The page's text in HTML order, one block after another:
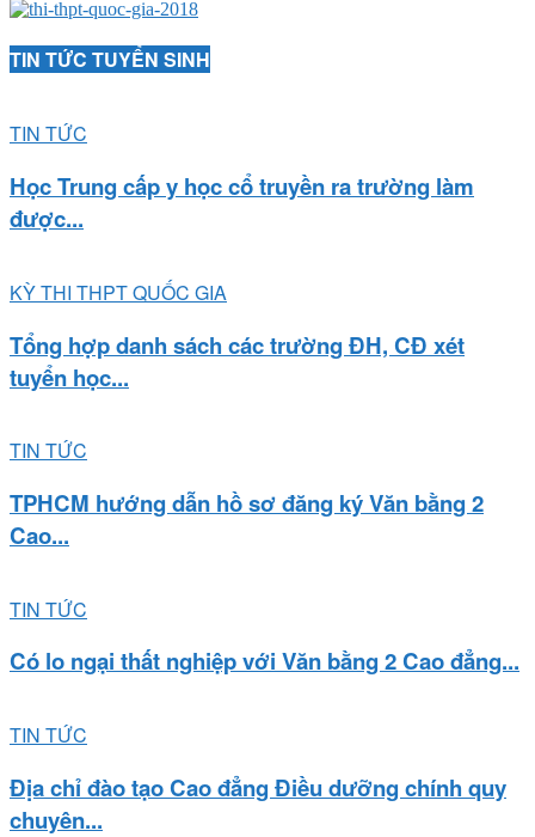
TIN TỨC TUYỂN SINH
TIN TỨC
Học Trung cấp y học cổ truyền ra trường làm
được...
KỲ THI THPT QUỐC GIA
Tổng hợp danh sách các trường ĐH, CĐ xét
tuyển học...
TIN TỨC
TPHCM hướng dẫn hồ sơ đăng ký Văn bằng 2
Cao...
TIN TỨC
Có lo ngại thất nghiệp với Văn bằng 2 Cao đẳng...
TIN TỨC
Địa chỉ đào tạo Cao đẳng Điều dưỡng chính quy
chuyên...